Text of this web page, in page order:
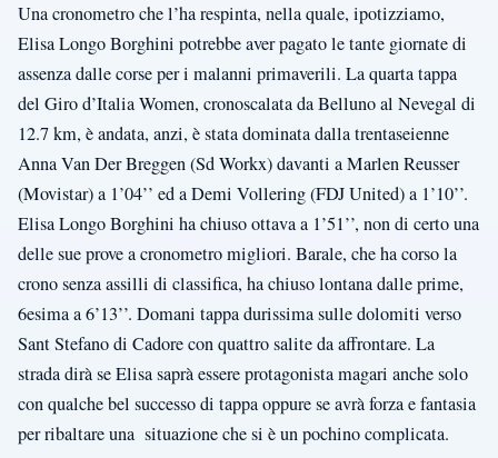
Una cronometro che l’ha respinta, nella quale, ipotizziamo,
Elisa Longo Borghini potrebbe aver pagato le tante giornate di
assenza dalle corse per i malanni primaverili. La quarta tappa
del Giro d’Italia Women, cronoscalata da Belluno al Nevegal di
12.7 km, è andata, anzi, è stata dominata dalla trentaseienne
Anna Van Der Breggen (Sd Workx) davanti a Marlen Reusser
(Movistar) a 1’04’’ ed a Demi Vollering (FDJ United) a 1’10’’.
Elisa Longo Borghini ha chiuso ottava a 1’51’’, non di certo una
delle sue prove a cronometro migliori. Barale, che ha corso la
crono senza assilli di classifica, ha chiuso lontana dalle prime,
6esima a 6’13’’. Domani tappa durissima sulle dolomiti verso
Sant Stefano di Cadore con quattro salite da affrontare. La
strada dirà se Elisa saprà essere protagonista magari anche solo
con qualche bel successo di tappa oppure se avrà forza e fantasia
per ribaltare una situazione che si è un pochino complicata.